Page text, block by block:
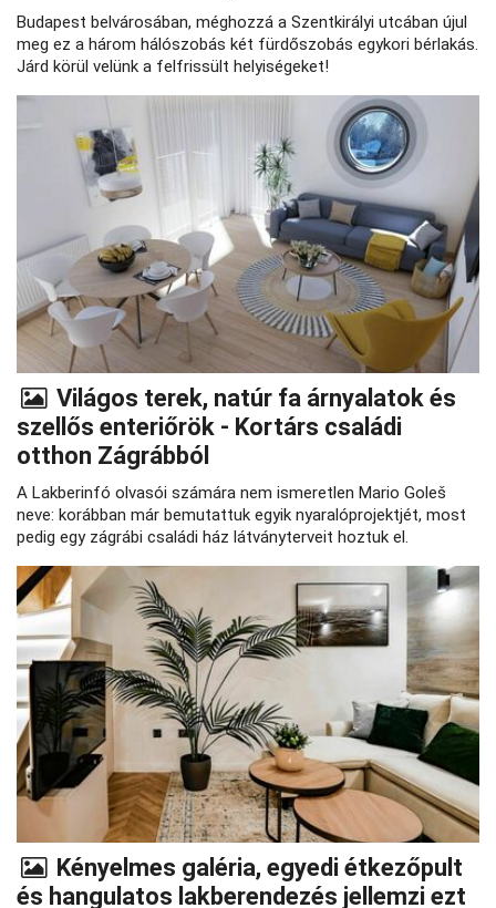
Budapest belvárosában, méghozzá a Szentkirályi utcában újul
meg ez a három hálószobás két fürdőszobás egykori bérlakás.
Járd körül velünk a felfrissült helyiségeket!
Világos terek, natúr fa árnyalatok és
szellős enteriőrök - Kortárs családi
otthon Zágrábból
A Lakberinfó olvasói számára nem ismeretlen Mario Goleš
neve: korábban már bemutattuk egyik nyaralóprojektjét, most
pedig egy zágrábi családi ház látványterveit hoztuk el.
Kényelmes galéria, egyedi étkezőpult
és hangulatos lakberendezés jellemzi ezt